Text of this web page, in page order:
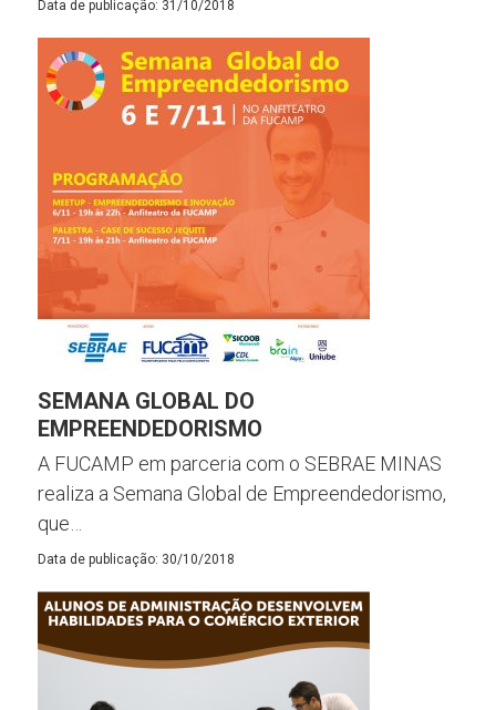
Data de publicação: 31/10/2018
SEMANA GLOBAL DO
EMPREENDEDORISMO
A FUCAMP em parceria com o SEBRAE MINAS
realiza a Semana Global de Empreendedorismo,
que…
Data de publicação: 30/10/2018